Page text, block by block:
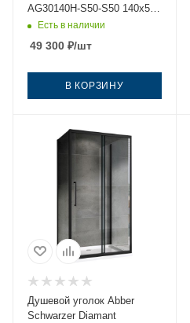
AG30140H-S50-S50 140х50
стекло прозрачное
профиль хром без поддона
Есть в наличии
49 300 ₽/шт
В КОРЗИНУ
Душевой уголок Abber
Schwarzer Diamant